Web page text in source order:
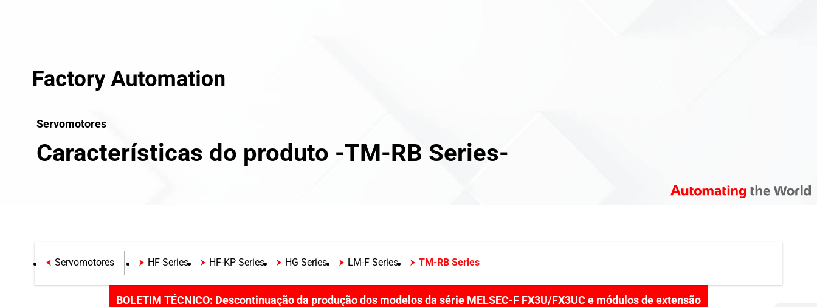
Servomotores
Características do produto -TM-RB Series-
Servomotores HF Series HF-KP Series HG Series LM-F Series TM-RB Series
BOLETIM TÉCNICO: Descontinuação da produção dos modelos da série MELSEC-F FX3U/FX3UC e módulos de extensão